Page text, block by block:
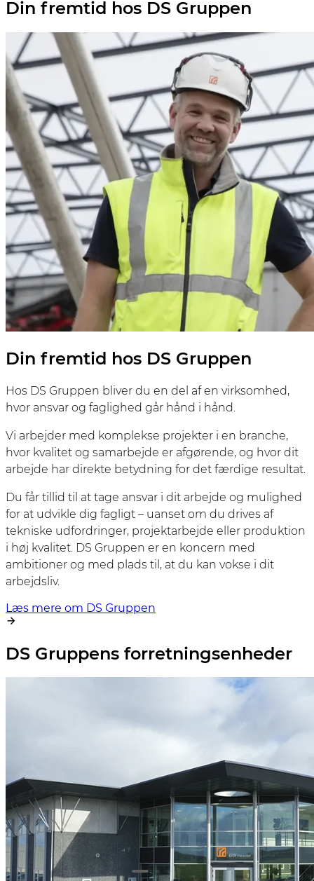
Din fremtid hos DS Gruppen
Din fremtid hos DS Gruppen
Hos DS Gruppen bliver du en del af en virksomhed,
hvor ansvar og faglighed går hånd i hånd.
Vi arbejder med komplekse projekter i en branche,
hvor kvalitet og samarbejde er afgørende, og hvor dit
arbejde har direkte betydning for det færdige resultat.
Du får tillid til at tage ansvar i dit arbejde og mulighed
for at udvikle dig fagligt – uanset om du drives af
tekniske udfordringer, projektarbejde eller produktion
i høj kvalitet. DS Gruppen er en koncern med
ambitioner og med plads til, at du kan vokse i dit
arbejdsliv.
Læs mere om DS Gruppen
DS Gruppens forretningsenheder